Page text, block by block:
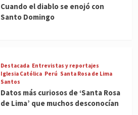
Cuando el diablo se enojó con
Santo Domingo
Destacada Entrevistas y reportajes
Iglesia Católica Perú Santa Rosa de Lima
Santos
Datos más curiosos de ‘Santa Rosa
de Lima’ que muchos desconocían